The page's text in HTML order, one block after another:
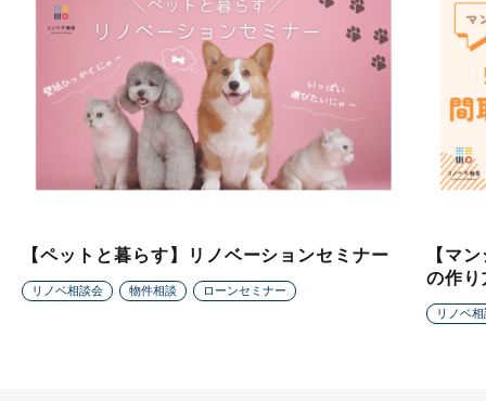
【ペットと暮らす】リノベーションセミナー
リノベ相談会 物件相談 ローンセミナー
【マ
の作り
リノベ